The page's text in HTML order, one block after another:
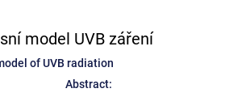
model UVB záření
of UVB radiation
Abstract: